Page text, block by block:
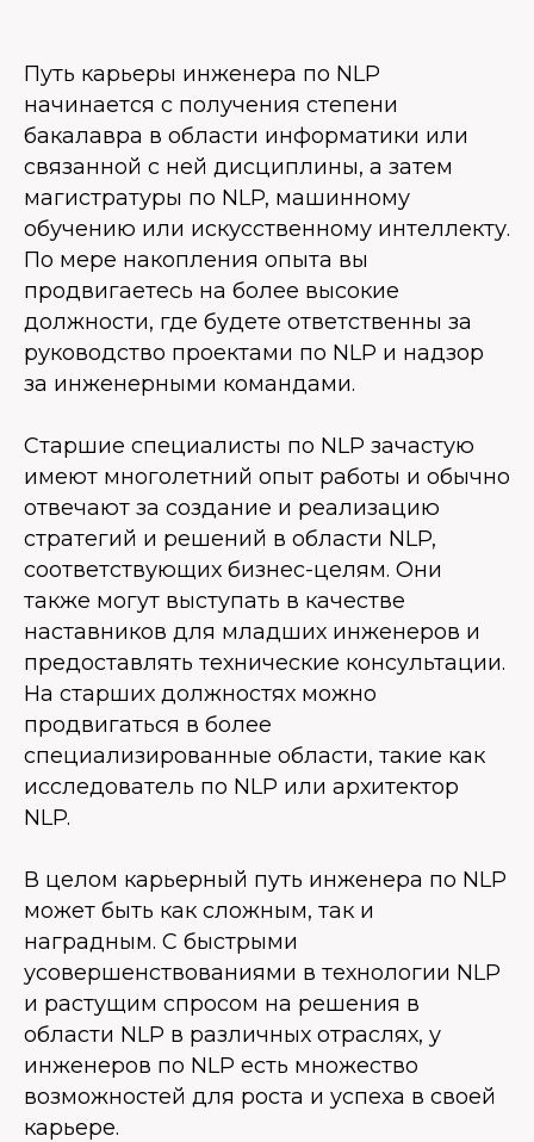
Путь карьеры инженера по NLP
начинается с получения степени
бакалавра в области информатики или
связанной с ней дисциплины, а затем
магистратуры по NLP, машинному
обучению или искусственному интеллекту.
По мере накопления опыта вы
продвигаетесь на более высокие
должности, где будете ответственны за
руководство проектами по NLP и надзор
за инженерными командами.
Старшие специалисты по NLP зачастую
имеют многолетний опыт работы и обычно
отвечают за создание и реализацию
стратегий и решений в области NLP,
соответствующих бизнес-целям. Они
также могут выступать в качестве
наставников для младших инженеров и
предоставлять технические консультации.
На старших должностях можно
продвигаться в более
специализированные области, такие как
исследователь по NLP или архитектор
NLP.
В целом карьерный путь инженера по NLP
может быть как сложным, так и
наградным. С быстрыми
усовершенствованиями в технологии NLP
и растущим спросом на решения в
области NLP в различных отраслях, у
инженеров по NLP есть множество
возможностей для роста и успеха в своей
карьере.